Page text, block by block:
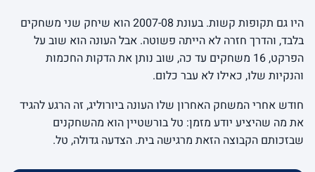
היו גם תקופות קשות. בעונת 2007-08 הוא שיחק שני משחקים
בלבד, והדרך חזרה לא הייתה פשוטה. אבל העונה הוא שוב על
הפרקט, 16 משחקים עד כה, שוב נותן את הדקות החכמות
והנקיות שלו, כאילו לא עבר כלום.
חודש אחרי המשחק האחרון שלו העונה ביורוליג, זה הרגע להגיד
את מה שהיציע יודע מזמן: טל בורשטיין הוא מהשחקנים
שבזכותם הקבוצה הזאת מרגישה בית. הצדעה גדולה, טל.